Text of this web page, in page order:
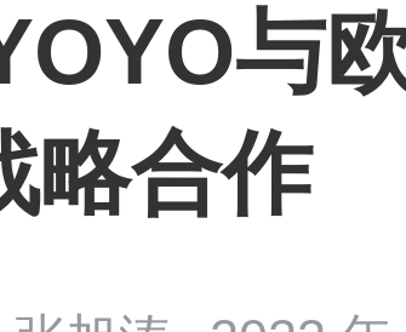
与
略合作